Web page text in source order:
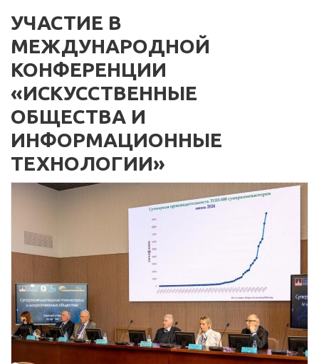
УЧАСТИЕ В
МЕЖДУНАРОДНОЙ
КОНФЕРЕНЦИИ
«ИСКУССТВЕННЫЕ
ОБЩЕСТВА И
ИНФОРМАЦИОННЫЕ
ТЕХНОЛОГИИ»